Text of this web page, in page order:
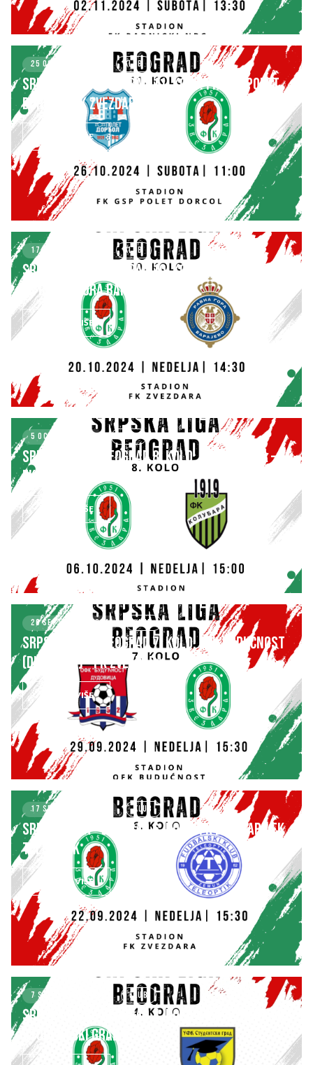
25 OCTOBER 2024 KLUB
SRPSKA LIGA – BEOGRAD 11. kolo: FK GSP POLET
DORĆOL – FK ZVEZDARA
SAZNAJ VIŠE
17 OCTOBER 2024 KLUB
SRPSKA LIGA – BEOGRAD 10. kolo: FK ZVEZDARA –
FK RAVNA GORA BARAJEVO
SAZNAJ VIŠE
5 OCTOBER 2024
SRPSKA LIGA – BEOGRAD 8. kolo: FK ZVEZDARA –
FK KOLUBARA
SAZNAJ VIŠE
26 SEPTEMBER 2024 KLUB
SRPSKA LIGA – BEOGRAD 7. kolo: OFK BUDUĆNOST
(Dudovica) – FK ZVEZDARA
SAZNAJ VIŠE
17 SEPTEMBER 2024 KLUB
SRPSKA LIGA – BEOGRAD 6. kolo: FK ZVEZDARA FK
TELEOPTIK
SAZNAJ VIŠE
7 SEPTEMBER 2024 KLUB
SRPSKA LIGA – BEOGRAD 4. kolo: FK ZVEZDARA FK
STUDENTSKI GRAD 5:1